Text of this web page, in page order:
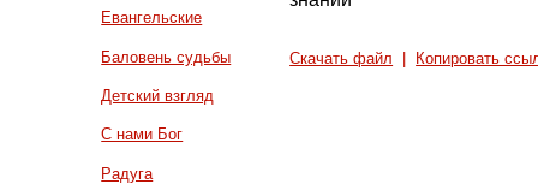
Евангельские
Баловень судьбы
Детский взгляд
С нами Бог
Радуга
Скачать файл Копировать